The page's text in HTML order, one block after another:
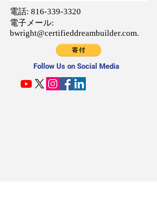
電話: 816-339-3320
電子メール:
bwright@certifieddreambuilder.com.
Follow Us on Social Media